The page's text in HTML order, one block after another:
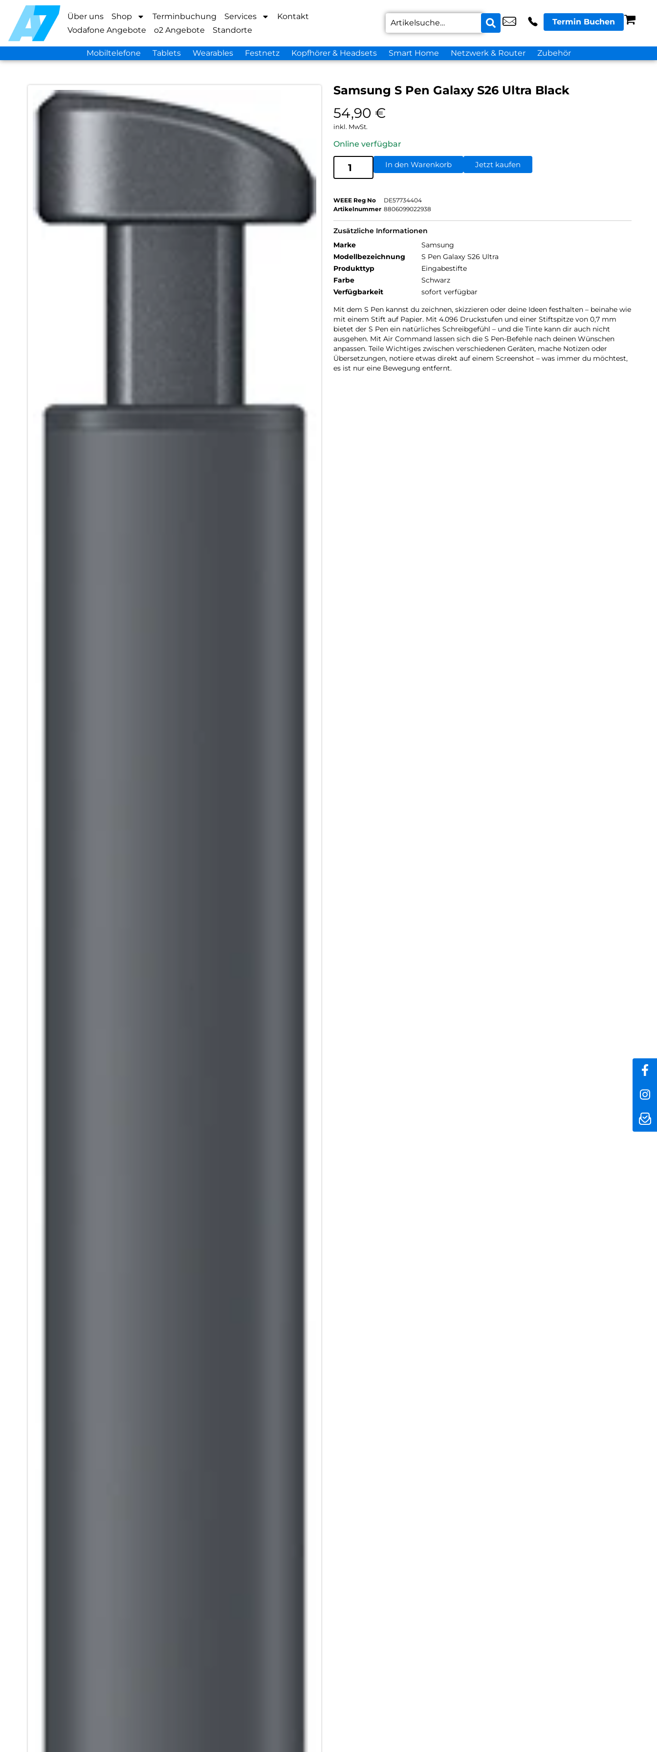
Über uns Shop Terminbuchung Services
Kontakt
Vodafone Angebote
o2 Angebote Standorte
Termin Buchen
Mobiltelefone Tablets Wearables Festnetz Kopfhörer & Headsets Smart Home Netzwerk & Router Zubehör
Samsung S Pen Galaxy S26 Ultra Black
54,90 €
inkl. MwSt.
Online verfügbar
In den Warenkorb Jetzt kaufen
WEEE Reg No
DE57734404
Artikelnummer 8806099022938
Zusätzliche Informationen
Marke
Samsung
Modellbezeichnung
S Pen Galaxy S26 Ultra
Produkttyp
Eingabestifte
Farbe
Schwarz
Verfügbarkeit
sofort verfügbar
Mit dem S Pen kannst du zeichnen, skizzieren oder deine Ideen festhalten – beinahe wie
mit einem Stift auf Papier. Mit 4.096 Druckstufen und einer Stiftspitze von 0,7 mm
bietet der S Pen ein natürliches Schreibgefühl – und die Tinte kann dir auch nicht
ausgehen. Mit Air Command lassen sich die S Pen-Befehle nach deinen Wünschen
anpassen. Teile Wichtiges zwischen verschiedenen Geräten, mache Notizen oder
Übersetzungen, notiere etwas direkt auf einem Screenshot – was immer du möchtest,
es ist nur eine Bewegung entfernt.